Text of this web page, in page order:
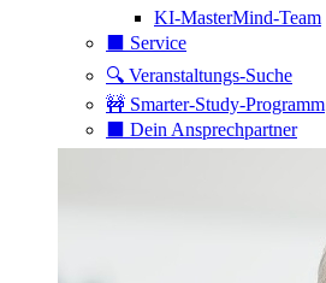
KI-MasterMind-Team
⬛️ Service
🔍 Veranstaltungs-Suche
🚧 Smarter-Study-Programm
⬛️ Dein Ansprechpartner